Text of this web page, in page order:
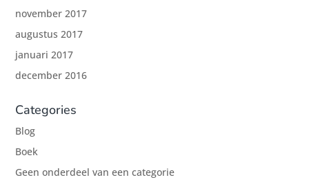
november 2017
augustus 2017
januari 2017
december 2016
Categories
Blog
Boek
Geen onderdeel van een categorie